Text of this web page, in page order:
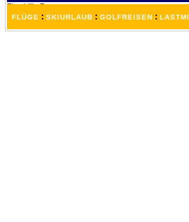
FLÜGE : SKIURLAUB : GOLFREISEN :